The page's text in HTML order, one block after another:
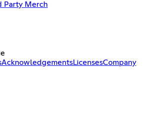
Party Merch
AcknowledgementsLicensesCompany